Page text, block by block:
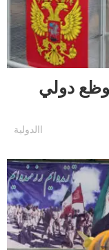
دولي
االدولية